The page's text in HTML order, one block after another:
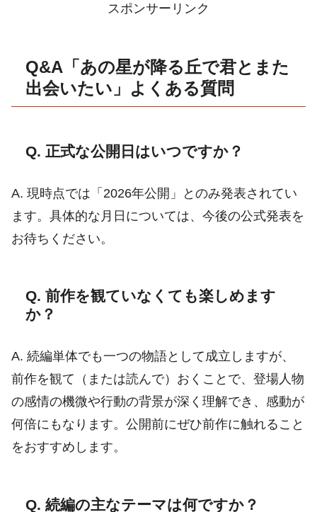
スポンサーリンク
Q&A「あの星が降る丘で君とまた
出会いたい」よくある質問
Q. 正式な公開日はいつですか？
A. 現時点では「2026年公開」とのみ発表されてい
ます。具体的な月日については、今後の公式発表を
お待ちください。
Q. 前作を観ていなくても楽しめます
か？
A. 続編単体でも一つの物語として成立しますが、
前作を観て（または読んで）おくことで、登場人物
の感情の機微や行動の背景が深く理解でき、感動が
何倍にもなります。公開前にぜひ前作に触れること
をおすすめします。
Q. 続編の主なテーマは何ですか？